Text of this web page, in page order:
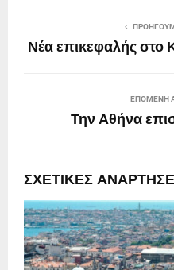
Νέα επικεφαλής στο
ΕΠΌΜΕΝΗ
Την Αθήνα
ΣΧΕΤΙΚΈΣ